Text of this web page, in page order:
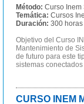
Método: Curso Inem
Temática: Cursos
Duración: 300 horas
Objetivo del Curso
Mantenimiento de
de futuro para este
sistemas conectados
CURSO INEM